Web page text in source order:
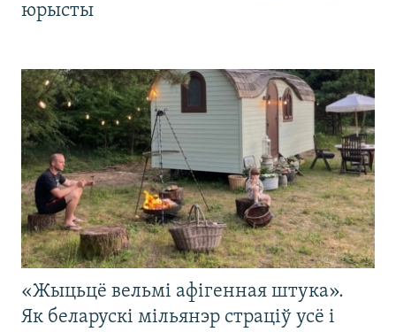
юрысты
«Жыцьцё вельмі афігенная штука».
Як беларускі мільянэр страціў усё і